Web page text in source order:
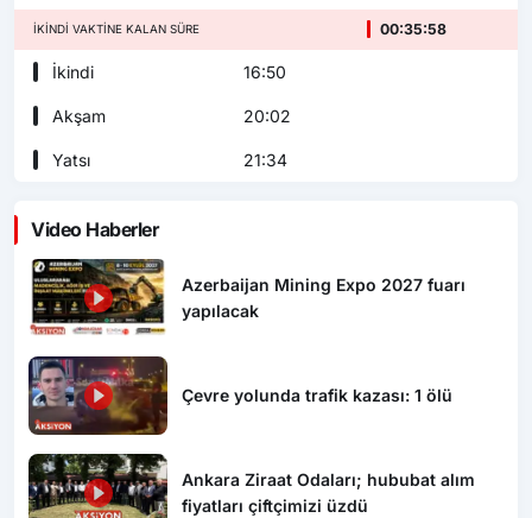
İKINDI VAKTINE KALAN SÜRE 00:35:57
İkindi 16:50
Akşam 20:02
Yatsı 21:34
Video Haberler
Azerbaijan Mining Expo 2027 fuarı
yapılacak
Çevre yolunda trafik kazası: 1 ölü
Ankara Ziraat Odaları; hububat alım
fiyatları çiftçimizi üzdü